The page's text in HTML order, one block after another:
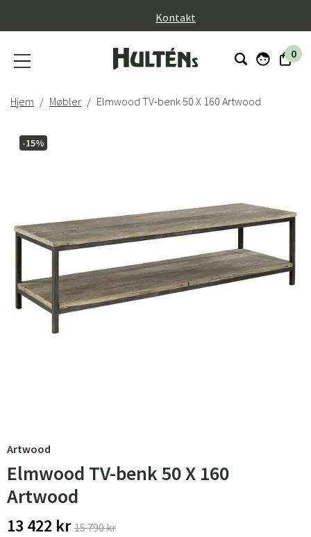
Kontakt
0
Hjem Møbler Elmwood TV-benk 50 X 160 Artwood
-15%
Artwood
Elmwood TV-benk 50 X 160
Artwood
13 422 kr 15 790 kr